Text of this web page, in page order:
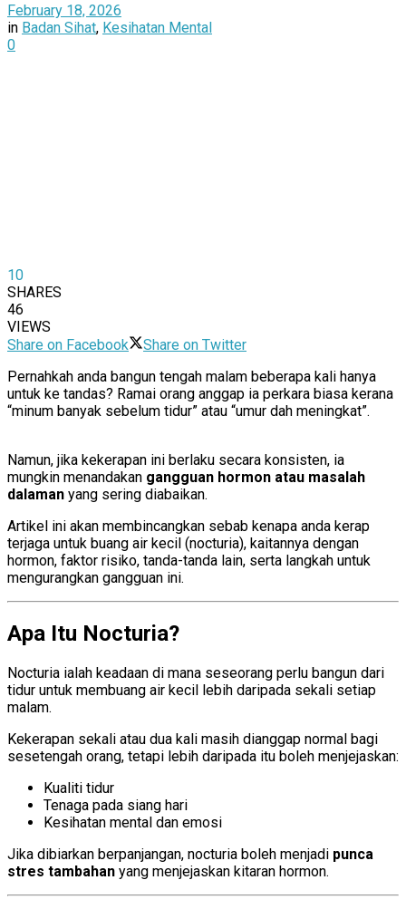
February 18, 2026
in Badan Sihat, Kesihatan Mental
0
10
SHARES
46
VIEWS
Share on Facebook
Share on Twitter
Pernahkah anda bangun tengah malam beberapa kali hanya
untuk ke tandas? Ramai orang anggap ia perkara biasa kerana
“minum banyak sebelum tidur” atau “umur dah meningkat”.
Namun, jika kekerapan ini berlaku secara konsisten, ia
mungkin menandakan gangguan hormon atau masalah
dalaman yang sering diabaikan.
Artikel ini akan membincangkan sebab kenapa anda kerap
terjaga untuk buang air kecil (nocturia), kaitannya dengan
hormon, faktor risiko, tanda-tanda lain, serta langkah untuk
mengurangkan gangguan ini.
Apa Itu Nocturia?
Nocturia ialah keadaan di mana seseorang perlu bangun dari
tidur untuk membuang air kecil lebih daripada sekali setiap
malam.
Kekerapan sekali atau dua kali masih dianggap normal bagi
sesetengah orang, tetapi lebih daripada itu boleh menjejaskan:
Kualiti tidur
Tenaga pada siang hari
Kesihatan mental dan emosi
Jika dibiarkan berpanjangan, nocturia boleh menjadi punca
stres tambahan yang menjejaskan kitaran hormon.